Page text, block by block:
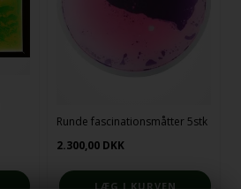
Runde fascinationsmåtter 5stk
2.300,00 DKK